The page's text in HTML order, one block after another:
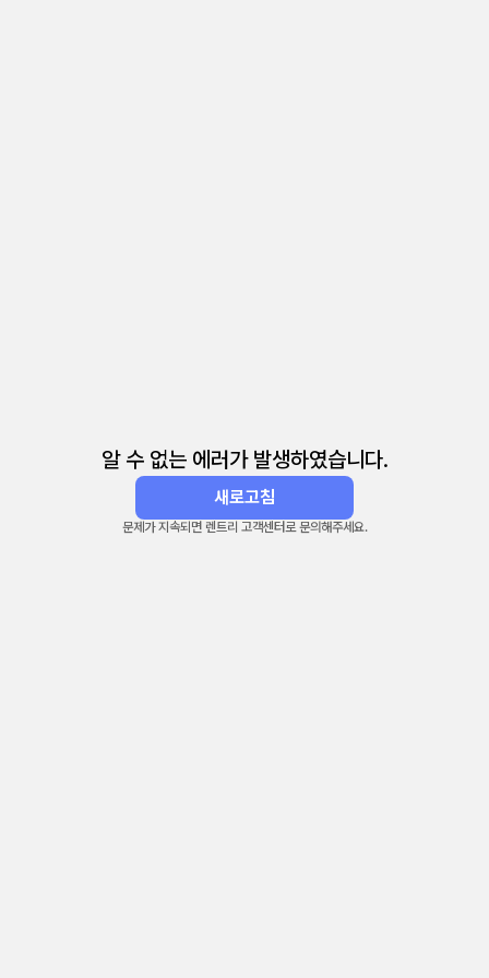
알 수 없는 에러가 발생하였습니다.
새로고침
문제가 지속되면 렌트리 고객센터로 문의해주세요.